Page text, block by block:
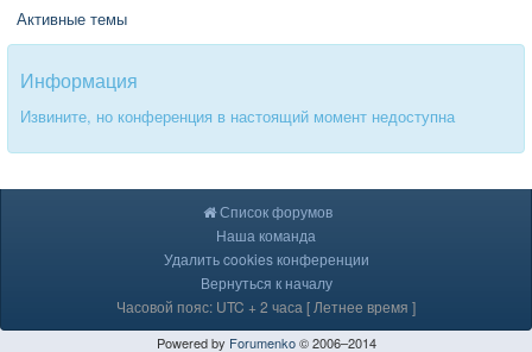
Вход
Активные темы
Информация
Извините, но конференция в настоящий момент недоступна
Список форумов
Наша команда
Удалить cookies конференции
Вернуться к началу
Часовой пояс: UTC + 2 часа [ Летнее время ]
Powered by Forumenko© 2006–2014